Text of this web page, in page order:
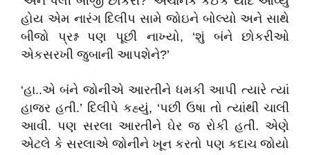
હોય એમ નારંગ દિલીપ સામે જોઇને બોલ્યો અને સાથે
બીજો પ્રશ્ન પણ પૂછી નાખ્યો, ‘શું બંને છોકરીઓ
એકસરખી જુબાની આપશેને?’
‘હા..એ બંને જોનીએ આરતીને ધમકી આપી ત્યારે ત્યાં
હાજર હતી.’ દિલીપે કહ્યું, ‘પછી ઉષા તો ત્યાંથી ચાલી
આવી. પણ સરલા આરતીને ઘેર જ રોકી હતી. એણે
એટલે કે સરલાએ જોનીને ખૂન કરતો પણ કદાચ જોયો